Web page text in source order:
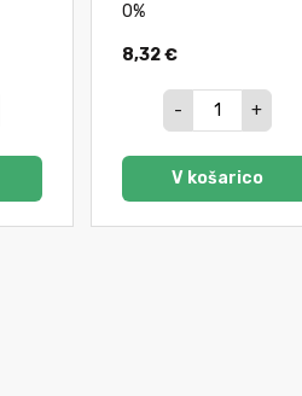
0%
8,32 €
- +
V košarico